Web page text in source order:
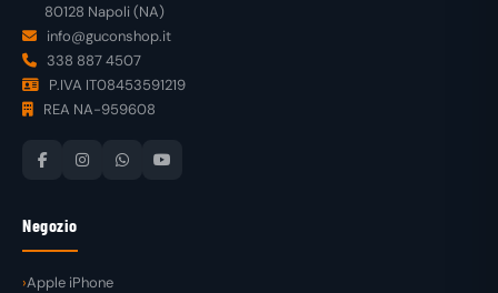
80128 Napoli (NA)
info@guconshop.it
338 887 4507
P.IVA IT08453591219
REA NA-959608
Negozio
Apple iPhone